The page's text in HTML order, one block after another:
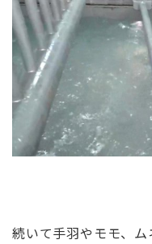
続いて手羽やモモ、